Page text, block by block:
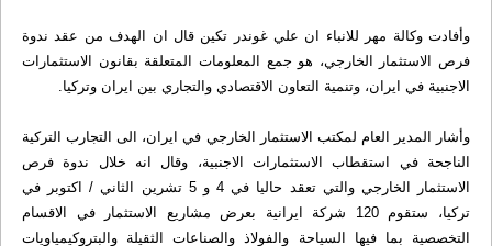
وأفادت وكالة مهر للانباء ان علي غوندر تكين قال ان الهدف من عقد ندوة
فرص الاستثمار الخارجي، هو جمع المعلومات المتعلقة بقانون الاستثمارات
الاجنبية في ايران، وتنمية التعاون الاقتصادي والتجاري بين ايران وتركيا.
وأشار المدير العام لمكتب الاستثمار الخارجي في ايران، الى التجارب التركية
الناجحة في استقطاب الاستثمارات الاجنبية، وقال انه خلال ندوة فرص
الاستثمار الخارجي والتي تعقد حاليا في 4 و 5 تشرين الثاني / اكتوبر في
تركيا، ستقوم 120 شركة ايرانية بعرض مشاريع الاستثمار في الاقسام
التخصصية بما فيها السياحة والفولاذ والصناعات الثقيلة والبتروكيمياويات